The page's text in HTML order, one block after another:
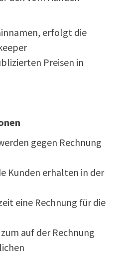
erfolgt die
Preisen in
gegen Rechnung
Kunden erhalten in der
eine Rechnung für die
auf der Rechnung